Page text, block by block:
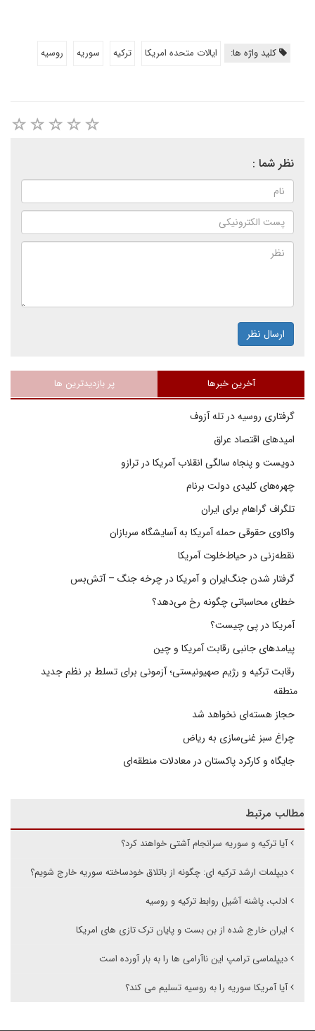
کلید واژه ها: ایالات متحده امریکا ترکیه سوریه روسیه
نظر شما :
ارسال نظر
آخرین خبرها پر بازدیدترین ها
گرفتاری روسیه در تله آزوف
امیدهای اقتصاد عراق
دویست و پنجاه سالگی انقلاب آمریکا در ترازو
چهره‌های کلیدی دولت برنام
تلگراف گراهام برای ایران
واکاوی حقوقی حمله آمریکا به آسایشگاه سربازان
نقطه‌زنی در حیاط‌خلوت آمریکا
گرفتار شدن جنگ‌ایران و آمریکا در چرخه جنگ – آتش‌بس
خطای محاسباتی چگونه رخ می‌دهد؟
آمریکا در پی چیست؟
پیامدهای جانبی رقابت آمریکا و چین
رقابت ترکیه و رژیم صهیونیستی؛ آزمونی برای تسلط بر نظم جدید
منطقه
حجاز هسته‌ای نخواهد شد
چراغ سبز غنی‌سازی به ریاض
جایگاه و کارکرد پاکستان در معادلات منطقه‌ای
مطالب مرتبط
آیا ترکیه و سوریه سرانجام آشتی خواهند کرد؟
دیپلمات ارشد ترکیه ای: چگونه از باتلاق خودساخته سوریه خارج شویم؟
ادلب، پاشنه آشیل روابط ترکیه و روسیه
ایران خارج شده از بن بست و پایان ترک تازی های امریکا
دیپلماسی ترامپ این ناآرامی ها را به بار آورده است
آیا آمریکا سوریه را به روسیه تسلیم می کند؟